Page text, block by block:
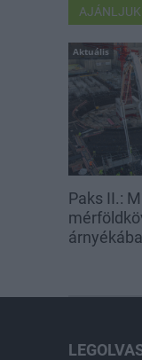
AJÁNLJUK
Aktuális
Paks II.: